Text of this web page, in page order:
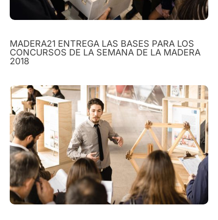
MADERA21 ENTREGA LAS BASES PARA LOS
CONCURSOS DE LA SEMANA DE LA MADERA
2018